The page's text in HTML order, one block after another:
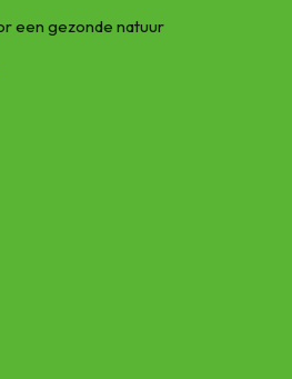
een gezonde natuur